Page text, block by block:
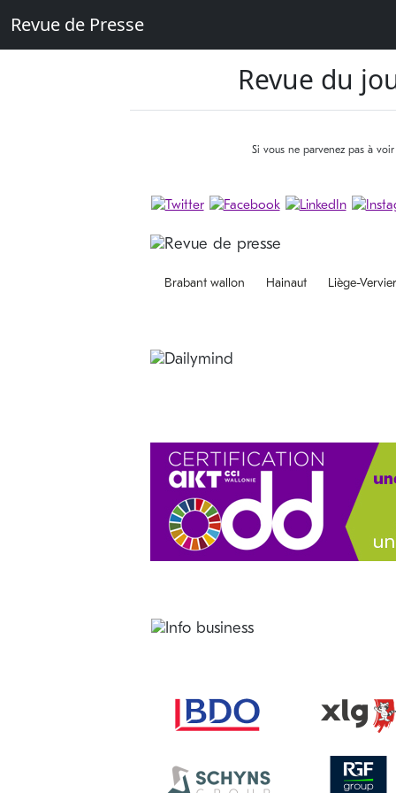
Revue de Presse
Revue du
Si vous ne parvenez pas à
Brabant wallon Hainaut Liège-